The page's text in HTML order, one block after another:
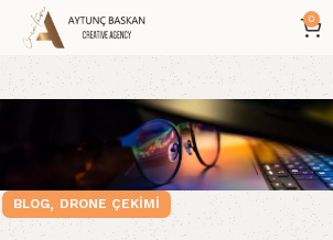
0
BLOG, DRONE ÇEKIMI